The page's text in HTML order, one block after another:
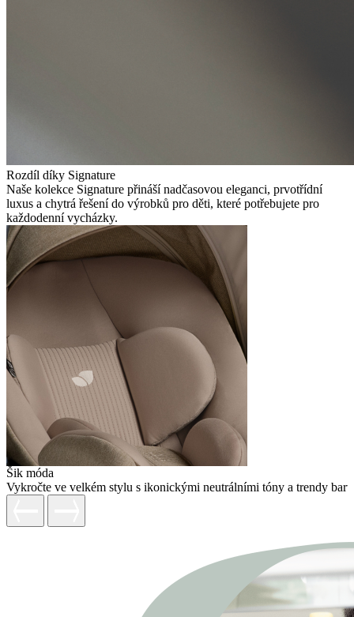
Rozdíl díky Signature
Naše kolekce Signature přináší nadčasovou eleganci, prvotřídní
luxus a chytrá řešení do výrobků pro děti, které potřebujete pro
každodenní vycházky.
Šik móda
Vykročte ve velkém stylu s ikonickými neutrálními tóny a trendy